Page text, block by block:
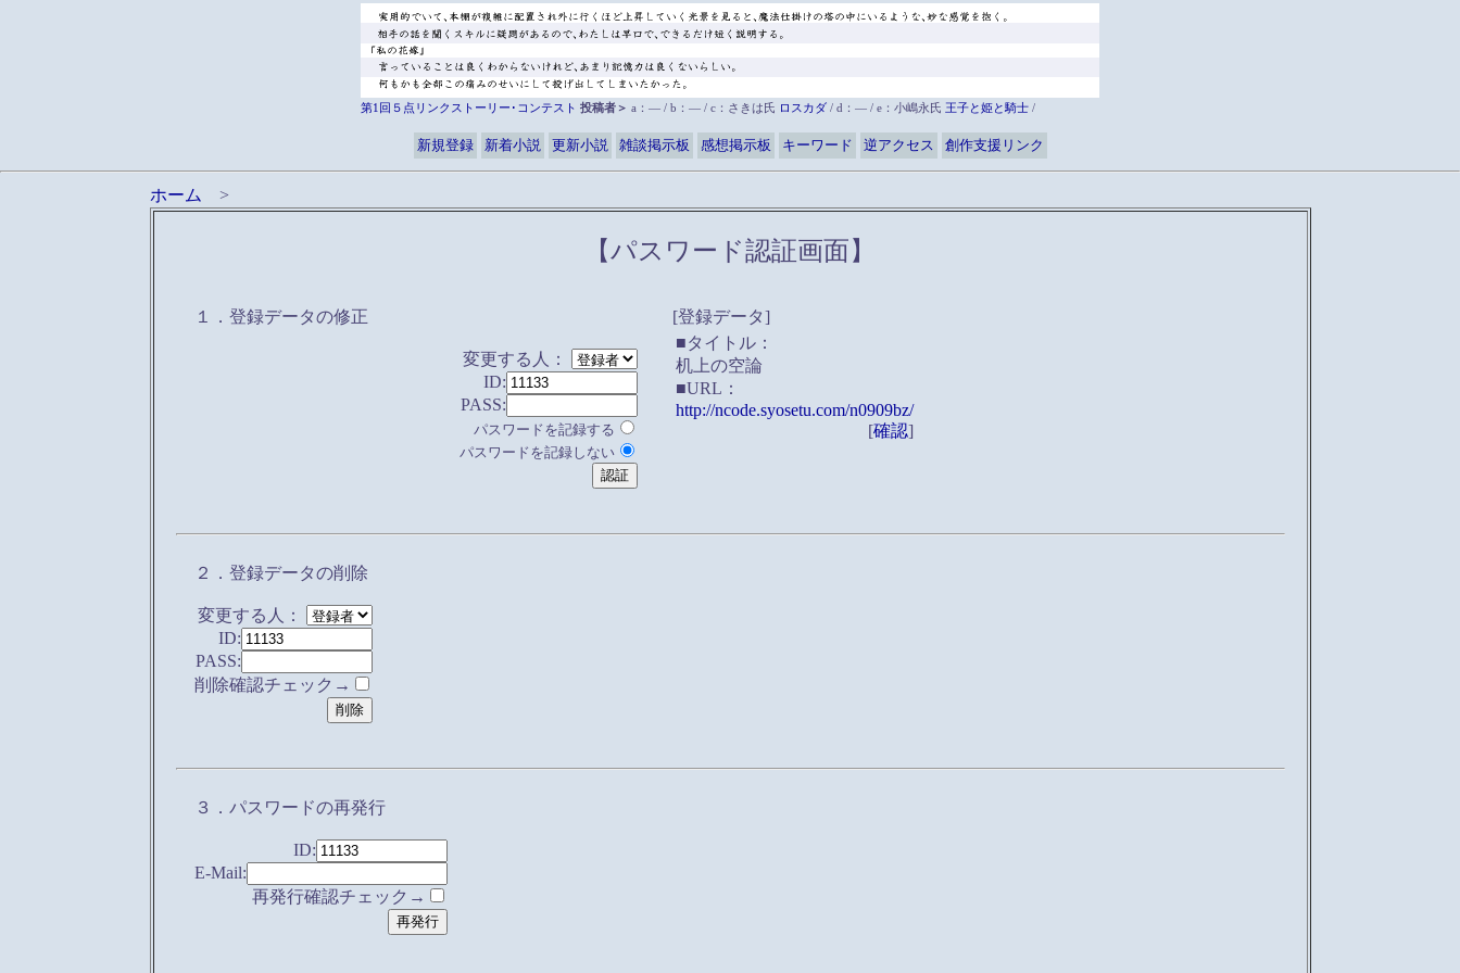
第1回５点リンクストーリー･コンテスト 投稿者＞ a：― / b：― / c：さきは氏 ロスカダ / d：― / e：小嶋永氏 王子と姫と騎士 /
新規登録 新着小説 更新小説 雑談掲示板 感想掲示板 キーワード 逆アクセス 創作支援リンク
ホーム >
【パスワード認証画面】
１．登録データの修正
変更する人：
ID:
PASS:
パスワードを記録する
パスワードを記録しない
[登録データ]
■タイトル：
机上の空論
■URL：
http://ncode.syosetu.com/n0909bz/
[確認]
２．登録データの削除
変更する人：
ID:
PASS:
削除確認チェック→
３．パスワードの再発行
ID:
E-Mail:
再発行確認チェック→